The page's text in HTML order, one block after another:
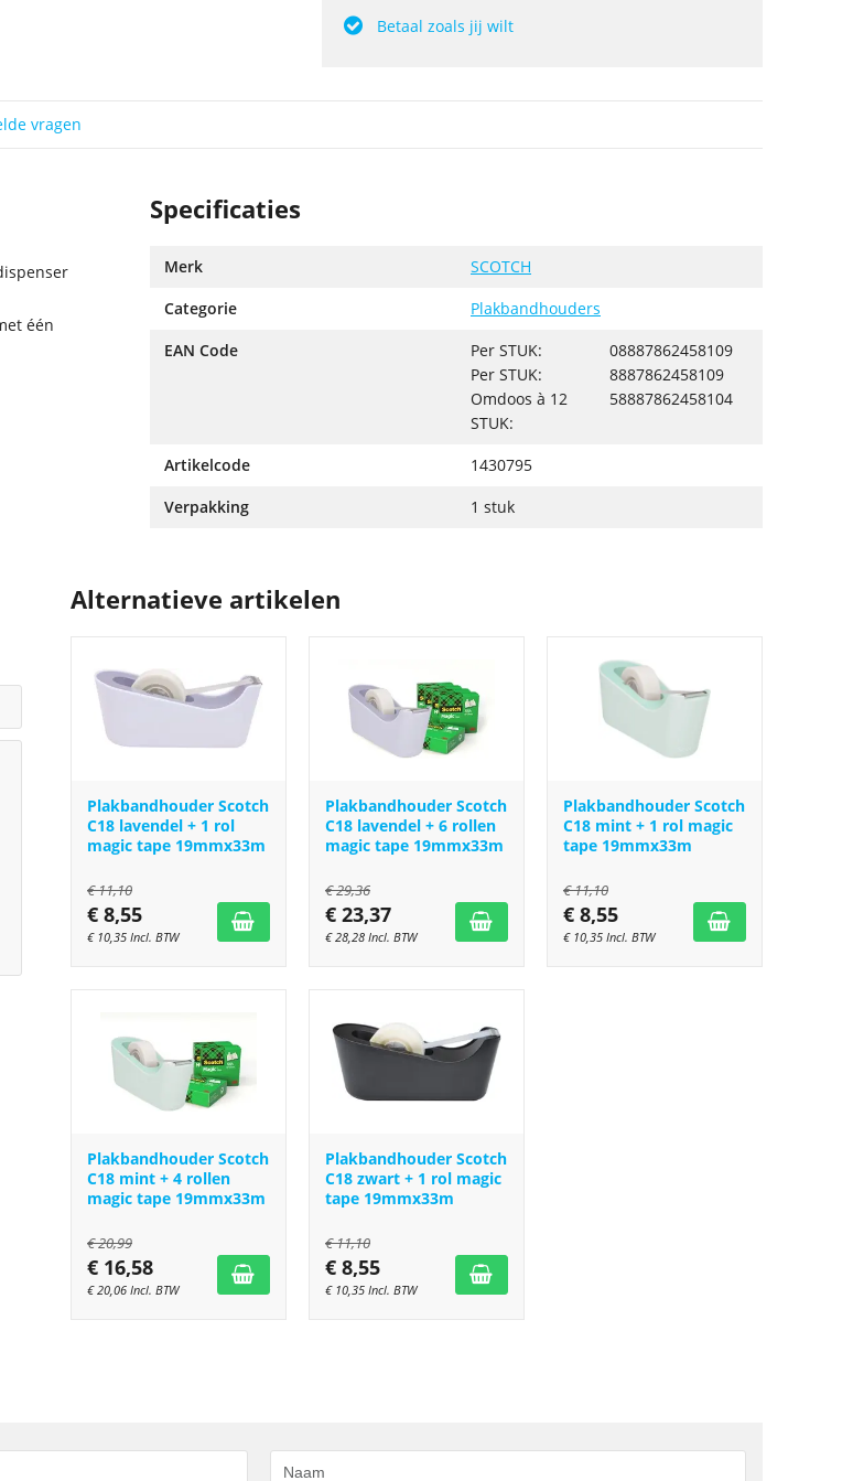
Betaal zoals jij wilt
vragen
één
Specificaties
Merk
SCOTCH
Categorie
Plakbandhouders
EAN Code
Per STUK:
08887862458109
Per STUK:
8887862458109
Omdoos à 12
STUK:
58887862458104
Artikelcode
1430795
Verpakking
1 stuk
Alternatieve artikelen
Plakbandhouder Scotch
C18 lavendel + 1 rol
magic tape 19mmx33m
€11,10
€ 8,55
€ 10,35 Incl. BTW
Plakbandhouder Scotch
C18 lavendel + 6 rollen
magic tape 19mmx33m
€29,36
€ 23,37
€28,28 Incl. BTW
Plakbandhouder Scotch
C18 mint + 1 rol magic
tape 19mmx33m
€11,10
€ 8,55
€ 10,35 Incl. BTW
Plakbandhouder Scotch
C18 mint + 4 rollen
magic tape 19mmx33m
€20,99
€ 16,58
€20,06 Incl. BTW
Plakbandhouder Scotch
C18 zwart + 1 rol magic
tape 19mmx33m
€11,10
€ 8,55
€ 10,35 Incl. BTW